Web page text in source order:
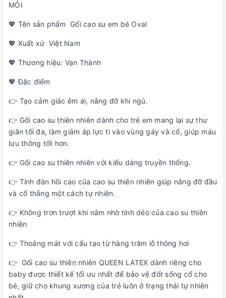
MỎI
💖 Tên sản phẩm Gối cao su em bé Oval
💖 Xuất xứ Việt Nam
💖 Thương hiệu: Vạn Thành
💖 Đặc điểm
👉 Tạo cảm giác êm ái, nâng đỡ khi ngủ.
👉 Gối cao su thiên nhiên dành cho trẻ em mang lại sự thư
giãn tối đa, làm giảm áp lực tì vào vùng gáy và cổ, giúp máu
lưu thông tốt hơn.
👉 Gối cao su thiên nhiên với kiểu dáng truyền thống.
👉 Tính đàn hồi cao của cao su thiên nhiên giúp nâng đỡ đầu
và cổ thẳng một cách tự nhiên.
👉 Không trơn trượt khi nằm nhờ tính dẻo của cao su thiên
nhiên
👉 Thoáng mát với cấu tạo từ hàng trăm lỗ thông hơi
👉 Gối cao su thiên nhiên QUEEN LATEX dành riêng cho
baby được thiết kế tối ưu nhất để bảo vệ đốt sống cổ cho
bé, giữ cho khung xương của trẻ luôn ở trạng thái tự nhiên